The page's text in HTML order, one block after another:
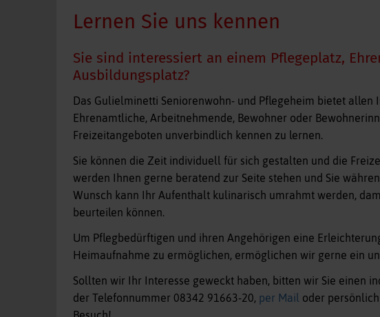
Lernen Sie uns kennen
Sie sind interessiert an einem Pflegeplatz,
Ausbildungsplatz?
Das Gulielminetti Seniorenwohn- und Pflegeheim bietet
Ehrenamtliche, Arbeitnehmende, Bewohner oder
Freizeitangeboten unverbindlich kennen zu lernen.
Sie können die Zeit individuell für sich gestalten und die
werden Ihnen gerne beratend zur Seite stehen und Sie
Wunsch kann Ihr Aufenthalt kulinarisch umrahmt werden,
beurteilen können.
Um Pflegbedürftigen und ihren Angehörigen eine
Heimaufnahme zu ermöglichen, ermöglichen wir gerne ein
Sollten wir Ihr Interesse geweckt haben, bitten wir Sie einen
der Telefonnummer 08342 91663-20, per Mail oder